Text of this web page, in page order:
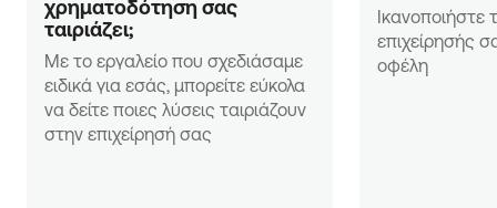
χρηματοδότηση σας
ταιριάζει;
Με το εργαλείο που σχεδιάσαμε
ειδικά για εσάς, μπορείτε εύκολα
να δείτε ποιες λύσεις ταιριάζουν
στην επιχείρησή σας
Ικανοποιήστε
επιχείρησής
οφέλη